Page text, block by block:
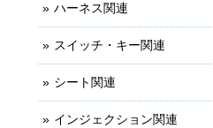
ハーネス関連
スイッチ・キー関連
シート関連
インジェクション関連